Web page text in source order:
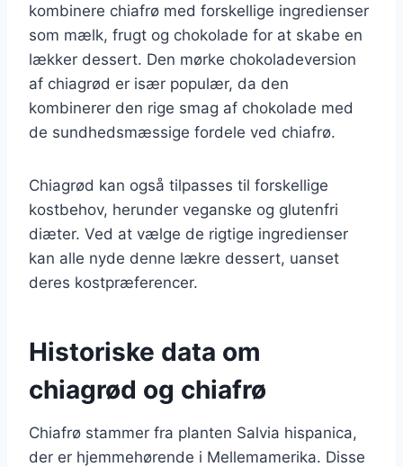
kombinere chiafrø med forskellige ingredienser
som mælk, frugt og chokolade for at skabe en
lækker dessert. Den mørke chokoladeversion
af chiagrød er især populær, da den
kombinerer den rige smag af chokolade med
de sundhedsmæssige fordele ved chiafrø.
Chiagrød kan også tilpasses til forskellige
kostbehov, herunder veganske og glutenfri
diæter. Ved at vælge de rigtige ingredienser
kan alle nyde denne lækre dessert, uanset
deres kostpræferencer.
Historiske data om
chiagrød og chiafrø
Chiafrø stammer fra planten Salvia hispanica,
der er hjemmehørende i Mellemamerika. Disse